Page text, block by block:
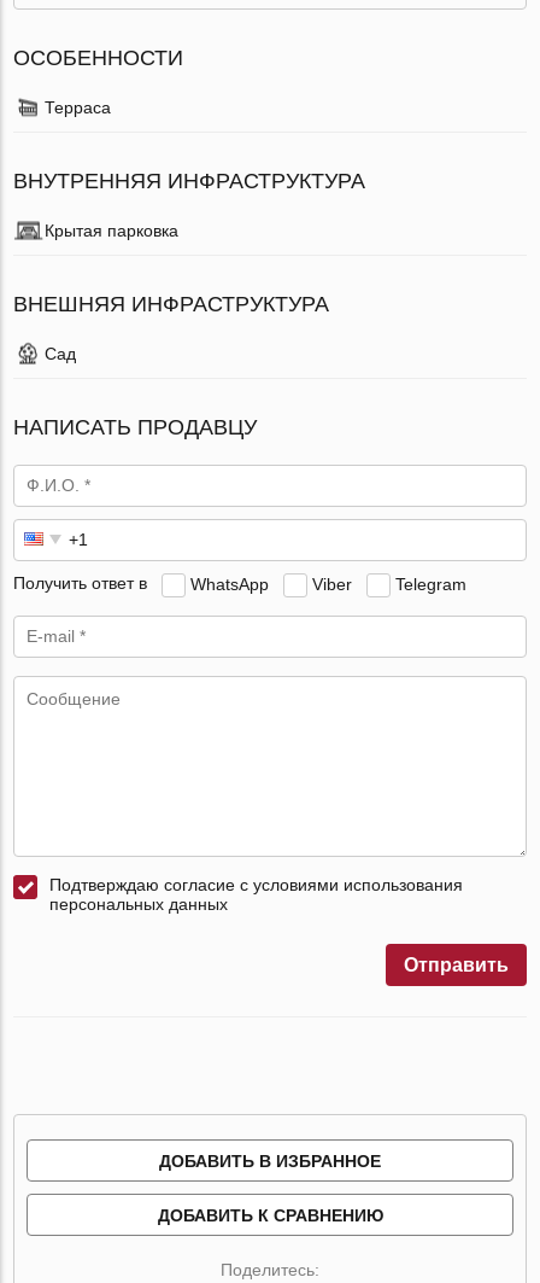
ОСОБЕННОСТИ
Терраса
ВНУТРЕННЯЯ ИНФРАСТРУКТУРА
Крытая парковка
ВНЕШНЯЯ ИНФРАСТРУКТУРА
Сад
НАПИСАТЬ ПРОДАВЦУ
Получить ответ в WhatsApp Viber Telegram
Подтверждаю согласие с условиями использования
персональных данных
Отправить
ДОБАВИТЬ В ИЗБРАННОЕ
ДОБАВИТЬ К СРАВНЕНИЮ
Поделитесь: